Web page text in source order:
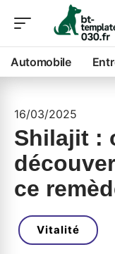
Automobile
16/03/2025
Shilajit :
ce
Vitalité